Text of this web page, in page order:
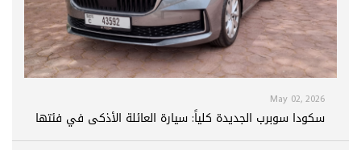
May 02, 2026
سكودا سوبرب الجديدة كلياً: سيارة العائلة الأذكى في فئتها